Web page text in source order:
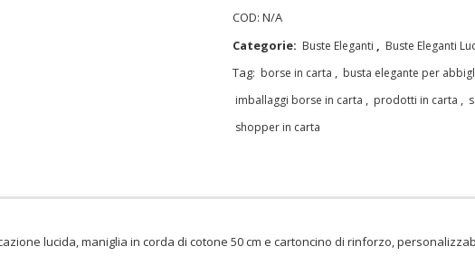
COD: N/A
Categorie: Buste Eleganti Buste Eleganti
Tag: borse in carta busta elegante per
imballaggi borse in carta prodotti in carta
shopper in carta
lucida, maniglia in corda di cotone 50 cm e cartoncino di rinforzo,